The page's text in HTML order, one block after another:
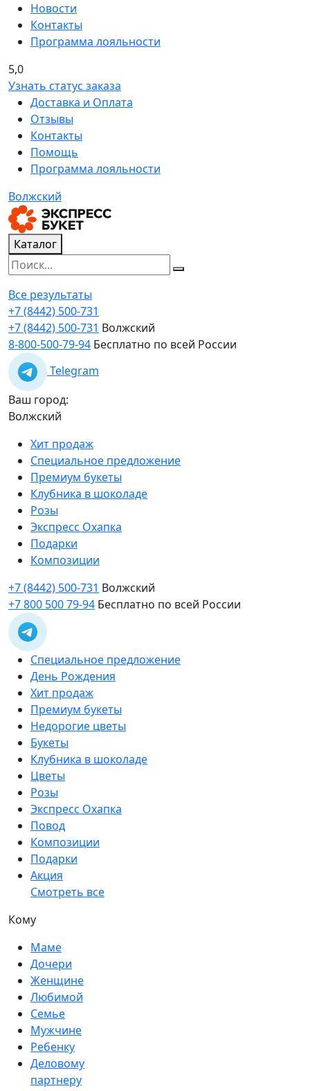
Новости
Контакты
Программа лояльности
5,0
Узнать статус заказа
Доставка и Оплата
Отзывы
Контакты
Помощь
Программа лояльности
Волжский
Каталог
Все результаты
+7 (8442) 500-731
+7 (8442) 500-731 Волжский
8-800-500-79-94 Бесплатно по всей России
Telegram
Ваш город:
Волжский
Хит продаж
Специальное предложение
Премиум букеты
Клубника в шоколаде
Розы
Экспресс Охапка
Подарки
Композиции
+7 (8442) 500-731 Волжский
+7 800 500 79-94 Бесплатно по всей России
Специальное предложение
День Рождения
Хит продаж
Премиум букеты
Недорогие цветы
Букеты
Клубника в шоколаде
Цветы
Розы
Экспресс Охапка
Повод
Композиции
Подарки
Акция
Смотреть все
Кому
Маме
Дочери
Женщине
Любимой
Семье
Мужчине
Ребенку
Деловому
партнеру